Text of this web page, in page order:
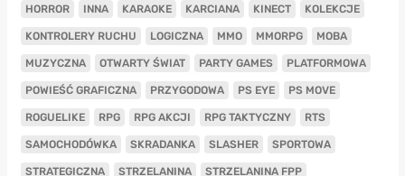
HORROR INNA KARAOKE KARCIANA KINECT KOLEKCJE
KONTROLERY RUCHU LOGICZNA MMO MMORPG MOBA
MUZYCZNA OTWARTY ŚWIAT PARTY GAMES PLATFORMOWA
POWIEŚĆ GRAFICZNA PRZYGODOWA PS EYE PS MOVE
ROGUELIKE RPG RPG AKCJI RPG TAKTYCZNY RTS
SAMOCHODÓWKA SKRADANKA SLASHER SPORTOWA
STRATEGICZNA STRZELANINA STRZELANINA FPP